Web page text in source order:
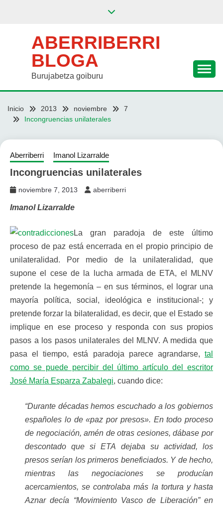
ABERRIBERRI
BLOGA
Burujabetza goiburu
Inicio 2013 noviembre
7
Incongruencias unilaterales
Aberriberri Imanol Lizarralde
Incongruencias unilaterales
noviembre 7, 2013 aberriberri
Imanol Lizarralde
La gran paradoja de este último
proceso de paz está encerrada en el propio principio de
unilateralidad. Por medio de la unilateralidad, que
supone el cese de la lucha armada de ETA, el MLNV
pretende la hegemonía – en sus términos, el lograr una
mayoría política, social, ideológica e institucional-; y
pretende forzar la bilateralidad, es decir, que el Estado se
implique en ese proceso y responda con sus propios
pasos a los pasos unilaterales del MLNV. A medida que
pasa el tiempo, está paradoja parece agrandarse, tal
como se puede percibir del último artículo del escritor
José María Esparza Zabalegi, cuando dice:
“Durante décadas hemos escuchado a los gobiernos
españoles lo de «paz por presos». En todo proceso
de negociación, amén de otras cesiones, dábase por
descontado que si ETA dejaba su actividad, los
presos serían los primeros beneficiados. Y de hecho,
mientras las negociaciones se producían
acercamientos, se controlaba más la tortura y hasta
Aznar decía “Movimiento Vasco de Liberación” en